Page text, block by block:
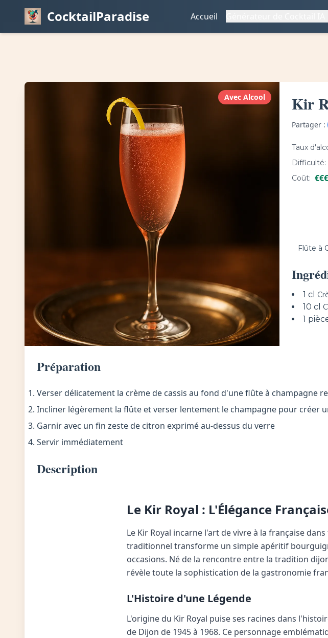
CocktailParadise Accueil
Avec Alcool Kir
Partager :
Taux
Difficulté:
Coût: €€
Flûte à
1 cl
10 cl
1
Préparation
Verser délicatement la crème de cassis au fond d'une flûte à champagne
Incliner légèrement la flûte et verser lentement le champagne pour créer
Garnir avec un fin zeste de citron exprimé au-dessus du verre
Servir immédiatement
Description
Le Kir Royal : L'Élégance
Le Kir Royal incarne l'art de vivre à la française
traditionnel transforme un simple apéritif
occasions. Né de la rencontre entre la tradition
révèle toute la sophistication de la gastronomie
L'Histoire d'une Légende
L'origine du Kir Royal puise ses racines dans
de Dijon de 1945 à 1968. Ce personnage